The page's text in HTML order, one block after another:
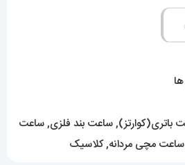
باتری(کوارتز),ساعت بند فلزی,ساعت
ساعت مچی مردانه,کلاسیک